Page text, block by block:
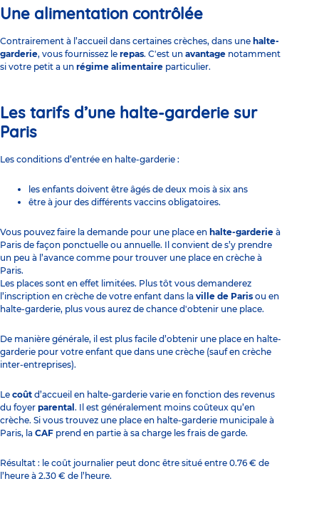
Une alimentation contrôlée
Contrairement à l’accueil dans certaines crèches, dans une halte-
garderie, vous fournissez le repas. C'est un avantage notamment
si votre petit a un régime alimentaire particulier.
Les tarifs d’une halte-garderie sur
Paris
Les conditions d’entrée en halte-garderie :
les enfants doivent être âgés de deux mois à six ans
être à jour des différents vaccins obligatoires.
Vous pouvez faire la demande pour une place en halte-garderie à
Paris de façon ponctuelle ou annuelle. Il convient de s’y prendre
un peu à l’avance comme pour trouver une place en crèche à
Paris.
Les places sont en effet limitées. Plus tôt vous demanderez
l’inscription en crèche de votre enfant dans la ville de Paris ou en
halte-garderie, plus vous aurez de chance d'obtenir une place.
De manière générale, il est plus facile d’obtenir une place en halte-
garderie pour votre enfant que dans une crèche (sauf en crèche
inter-entreprises).
Le coût d’accueil en halte-garderie varie en fonction des revenus
du foyer parental . Il est généralement moins coûteux qu’en
crèche. Si vous trouvez une place en halte-garderie municipale à
Paris, la CAF prend en partie à sa charge les frais de garde.
Résultat : le coût journalier peut donc être situé entre 0.76 € de
l’heure à 2.30 € de l’heure.